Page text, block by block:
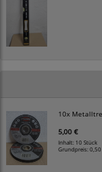
10x
5,00 €
Inhalt: 10 Stück
Grundpreis:0,50